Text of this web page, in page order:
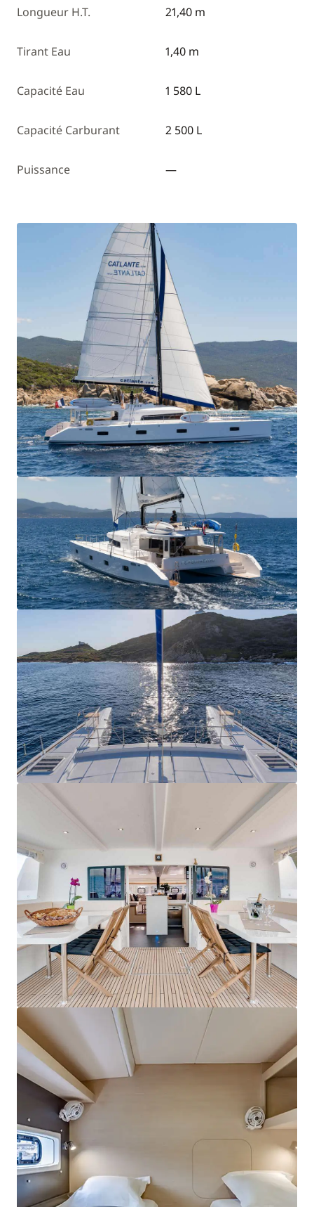
Longueur H.T. 21,40 m
Tirant Eau 1,40 m
Capacité Eau 1 580 L
Capacité Carburant 2 500 L
Puissance —